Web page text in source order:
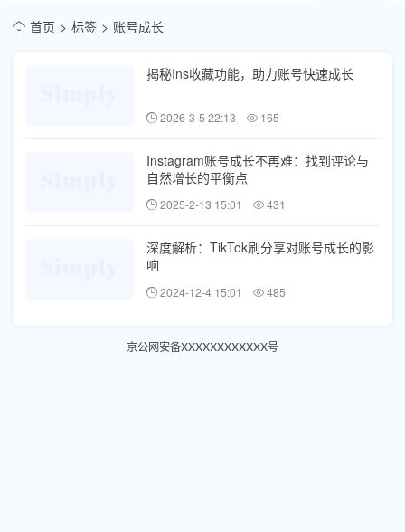
首页 标签 账号成长
揭秘Ins收藏功能，助力账号快速成长
2026-3-5 22:13 165
Instagram账号成长不再难：找到评论与
自然增长的平衡点
2025-2-13 15:01 431
深度解析：TikTok刷分享对账号成长的影
响
2024-12-4 15:01 485
京公网安备XXXXXXXXXXXX号